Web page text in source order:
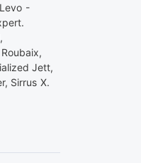
-
Jett,
Sirrus X.